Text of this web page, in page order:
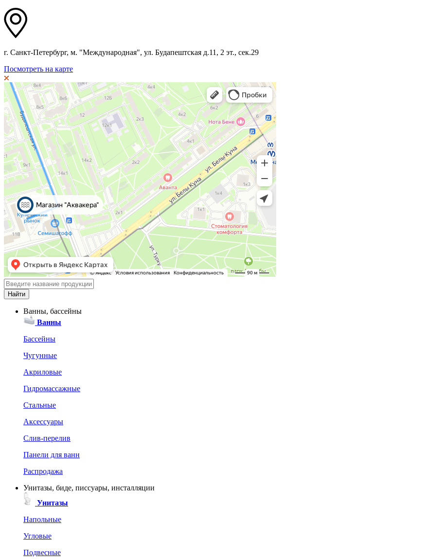
г. Санкт-Петербург, м. "Международная", ул. Будапештская д.11, 2 эт., сек.29
Посмотреть на карте
Ванны, бассейны
Ванны
Бассейны
Чугунные
Акриловые
Гидромассажные
Стальные
Аксессуары
Слив-перелив
Панели для ванн
Распродажа
Унитазы, биде, писсуары, инсталляции
Унитазы
Напольные
Угловые
Подвесные